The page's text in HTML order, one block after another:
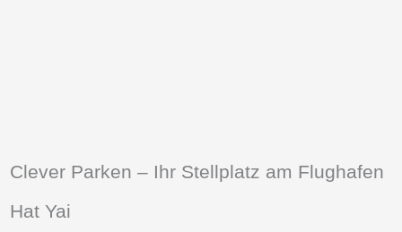
Clever Parken – Ihr Stellplatz am Flughafen
Hat Yai